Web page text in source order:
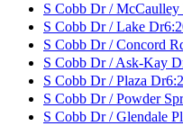
S Cobb Dr / McCaulley
S Cobb Dr / Lake Dr
S Cobb Dr / Concord
S Cobb Dr / Ask-Kay
S Cobb Dr / Plaza Dr
S Cobb Dr / Powder
S Cobb Dr / Glendale Pl